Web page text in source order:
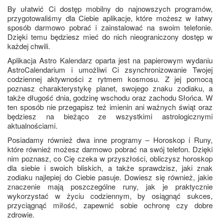
By ułatwić Ci dostęp mobilny do najnowszych programów,
przygotowaliśmy dla Ciebie aplikacje, które możesz w łatwy
sposób darmowo pobrać i zainstalować na swoim telefonie.
Dzięki temu będziesz mieć do nich nieograniczony dostęp w
każdej chwili.
Aplikacja Astro Kalendarz oparta jest na papierowym wydaniu
AstroCalendarium i umożliwi Ci zsynchronizowanie Twojej
codziennej aktywności z rytmem kosmosu. Z jej pomocą
poznasz charakterystykę planet, swojego znaku zodiaku, a
także długość dnia, godzinę wschodu oraz zachodu Słońca. W
ten sposób nie przegapisz też imienin ani ważnych świąt oraz
będziesz na bieżąco ze wszystkimi astrologicznymi
aktualnościami.
Posiadamy również dwa inne programy – Horoskop i Runy,
które również możesz darmowo pobrać na swój telefon. Dzięki
nim poznasz, co Cię czeka w przyszłości, obliczysz horoskop
dla siebie i swoich bliskich, a także sprawdzisz, jaki znak
zodiaku najlepiej do Ciebie pasuje. Dowiesz się również, jakie
znaczenie mają poszczególne runy, jak je praktycznie
wykorzystać w życiu codziennym, by osiągnąć sukces,
przyciągnąć miłość, zapewnić sobie ochronę czy dobre
zdrowie.